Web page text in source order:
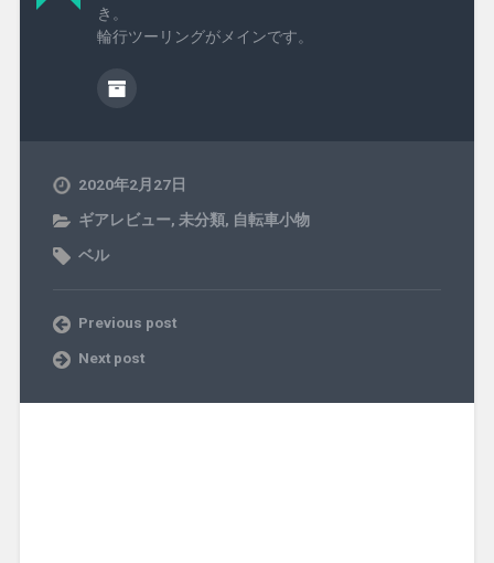
き。
輪行ツーリングがメインです。
2020年2月27日
ギアレビュー, 未分類, 自転車小物
ベル
Previous post
Next post